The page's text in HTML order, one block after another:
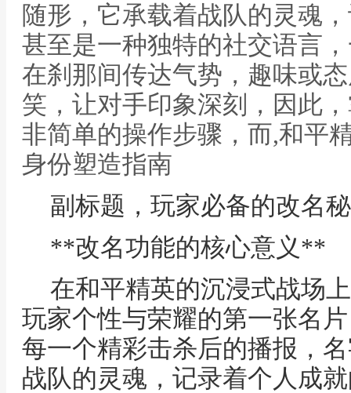
随形，它承载着战队的灵魂
甚至是一种独特的社交语言
在刹那间传达气势，趣味或
笑，让对手印象深刻，因此
非简单的操作步骤，而,和平
身份塑造指南
副标题，玩家必备的改名
**改名功能的核心意义**
在和平精英的沉浸式战场
玩家个性与荣耀的第一张名
每一个精彩击杀后的播报，
战队的灵魂，记录着个人成